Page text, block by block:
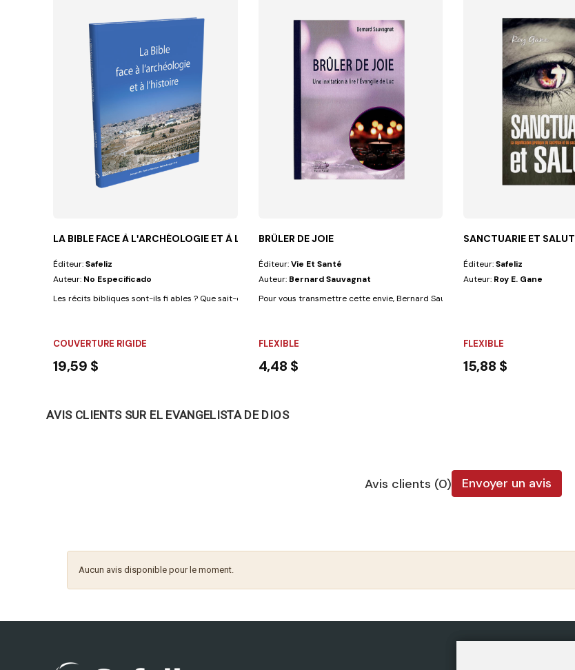
LA BIBLE FACE À LʹARCHÉOLOGIE ET À LʹHISTOIRE
Éditeur:Safeliz
Auteur: No Especificado
Les récits bibliques sont-ils fi ables ? Que sait-on des villes enfuies ? Les...
COUVERTURE RIGIDE
19,59 $
BRÛLER DE JOIE
Éditeur:Vie Et Santé
Auteur: Bernard Sauvagnat
Pour vous transmettre cette envie, Bernard Sauvagnat a décidé d'organiser son...
FLEXIBLE
4,48 $
SANCTUARIE ET SALUT
Éditeur:Safeliz
Auteur: Roy E. Gane
FLEXIBLE
15,88 $
AVIS CLIENTS SUR EL EVANGELISTA DE DIOS
Avis clients (0) Envoyer un avis
Aucun avis disponible pour le moment.